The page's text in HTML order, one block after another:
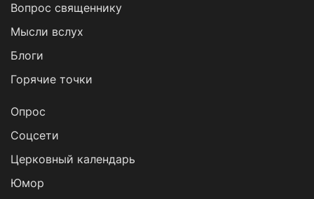
Вопрос священнику
Мысли вслух
Блоги
Горячие точки
Опрос
Cоцсети
Церковный календарь
Юмор